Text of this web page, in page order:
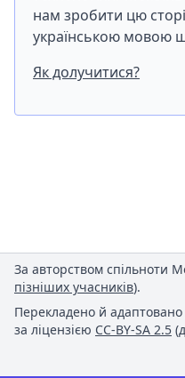
нам зробити цю
українською мовою
Як долучитися?
За авторством спільноти
пізніших учасників).
Перекладено й адаптовано
за ліцензією CC-BY-SA 2.5 (